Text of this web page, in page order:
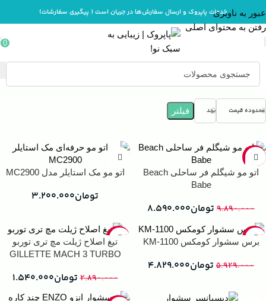
عبور به ناوبری
رفتن به محتوای اصلی
خدمات پاپروک و ارسال سفارش‌ها در جریان است ( پیگیری سفارشات)
0
خانه
محدوده قیمت برند فیلتر
-13%
اتو مو شیگلم فر ساحلی Beach
Babe
۹.۸۹۰.۰۰۰ تومان۸.۵۹۰.۰۰۰
اتو مو مک استایلر مدل MC2900
تومان۳.۲۰۰.۰۰۰
-19%
برس سشوار کومکس KM-1100
۵.۹۲۹.۰۰۰ تومان۴.۸۲۹.۰۰۰
-47%تیغ اصلاح ژیلت مچ تری توربو
GILLETTE MACH 3 TURBO
۲.۸۹۰.۰۰۰ تومان۱.۵۴۰.۰۰۰